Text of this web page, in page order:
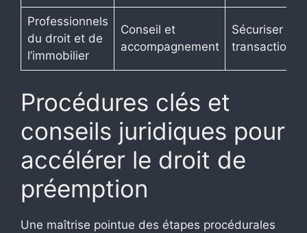
Professionnels
du droit et de
l’immobilier
Conseil et
accompagnement
Sécuriser les
transactions
Procédures clés et
conseils juridiques pour
accélérer le droit de
préemption
Une maîtrise pointue des étapes procédurales